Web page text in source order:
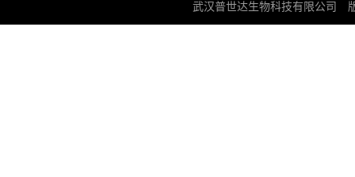
武汉普世达生物科技有限公司